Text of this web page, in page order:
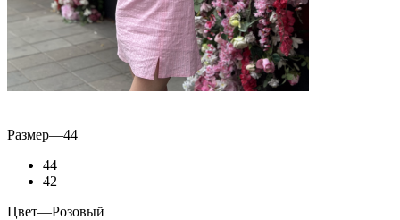
Размер—44
44
42
Цвет—Розовый